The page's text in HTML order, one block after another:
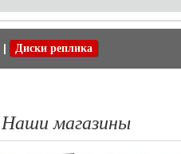
| Диски реплика
Наши магазины